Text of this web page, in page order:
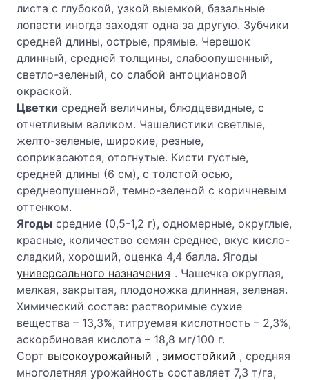
листа с глубокой, узкой выемкой, базальные
лопасти иногда заходят одна за другую. Зубчики
средней длины, острые, прямые. Черешок
длинный, средней толщины, слабоопушенный,
светло-зеленый, со слабой антоциановой
окраской.
Цветки средней величины, блюдцевидные, с
отчетливым валиком. Чашелистики светлые,
желто-зеленые, широкие, резные,
соприкасаются, отогнутые. Кисти густые,
средней длины (6 см), с толстой осью,
среднеопушенной, темно-зеленой с коричневым
оттенком.
Ягоды средние (0,5-1,2 г), одномерные, округлые,
красные, количество семян среднее, вкус кисло-
сладкий, хороший, оценка 4,4 балла. Ягоды
универсального назначения . Чашечка округлая,
мелкая, закрытая, плодоножка длинная, зеленая.
Химический состав: растворимые сухие
вещества – 13,3%, титруемая кислотность – 2,3%,
аскорбиновая кислота – 18,8 мг/100 г.
Сорт высокоурожайный , зимостойкий , средняя
многолетняя урожайность составляет 7,3 т/га,